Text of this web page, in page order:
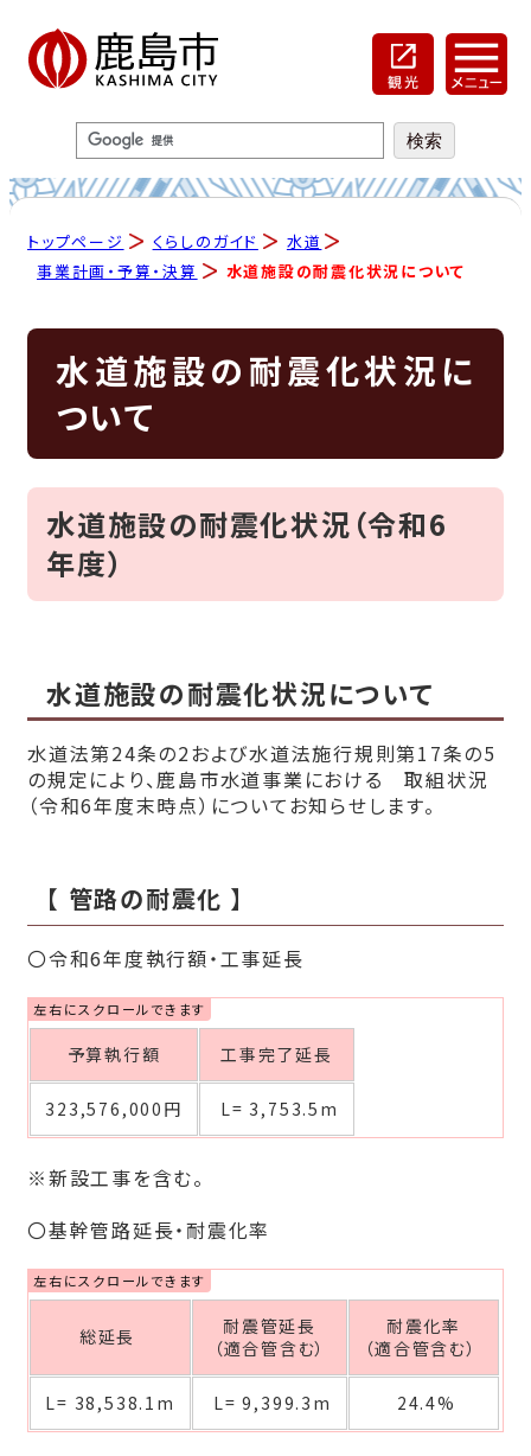
トップページ くらしのガイド
水道
事業計画・予算・決算
水道施設の耐震化状況について
水道施設の耐震化状況に
ついて
水道施設の耐震化状況（令和6
年度）
水道施設の耐震化状況について
水道法第24条の2および水道法施行規則第17条の5
の規定により、鹿島市水道事業における 取組状況
（令和6年度末時点）についてお知らせします。
【 管路の耐震化 】
〇令和6年度執行額・工事延長
予算執行額 工事完了延長
323,576,000円 L= 3,753.5m
※新設工事を含む。
〇基幹管路延長・耐震化率
総延長
耐震管延長
（適合管含む）
耐震化率
（適合管含む）
L= 38,538.1m L= 9,399.3m 24.4%